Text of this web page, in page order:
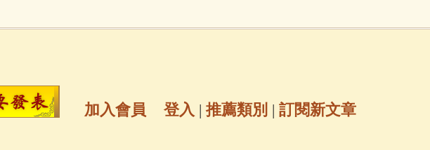
玉曆寶鈔(236) 地藏經(225) 臨終助念(190) 文殊菩薩
高僧故事 (141) 放生護生 (133) 戒除邪淫(129)
加入會員 登入 | 推薦類別 | 訂閱新文章